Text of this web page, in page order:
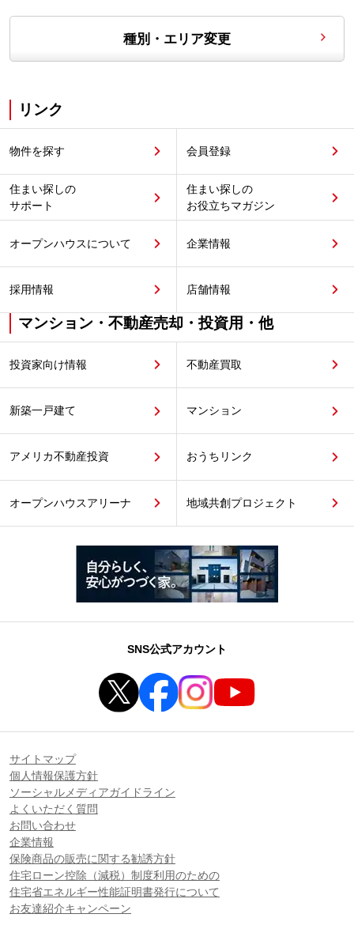
種別・エリア変更
リンク
物件を探す 会員登録
住まい探しの
サポート
住まい探しの
お役立ちマガジン
オープンハウスについて 企業情報
採用情報 店舗情報
マンション・不動産売却・投資用・他
投資家向け情報 不動産買取
新築一戸建て マンション
アメリカ不動産投資 おうちリンク
オープンハウスアリーナ 地域共創プロジェクト
SNS公式アカウント
サイトマップ
個人情報保護方針
ソーシャルメディアガイドライン
よくいただく質問
お問い合わせ
企業情報
保険商品の販売に関する勧誘方針
住宅ローン控除（減税）制度利用のための
住宅省エネルギー性能証明書発行について
お友達紹介キャンペーン